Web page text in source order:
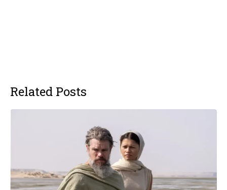
Related Posts